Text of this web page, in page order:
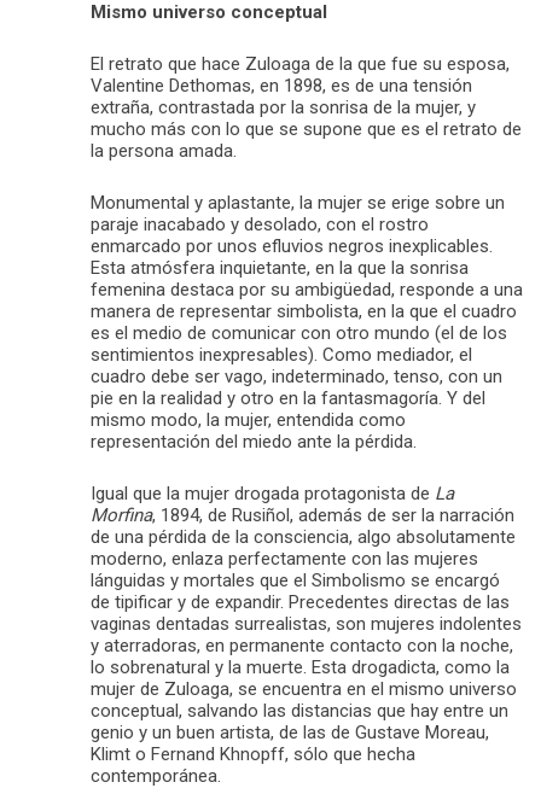
Mismo universo conceptual
El retrato que hace Zuloaga de la que fue su esposa,
Valentine Dethomas, en 1898, es de una tensión
extraña, contrastada por la sonrisa de la mujer, y
mucho más con lo que se supone que es el retrato de
la persona amada.
Monumental y aplastante, la mujer se erige sobre un
paraje inacabado y desolado, con el rostro
enmarcado por unos efluvios negros inexplicables.
Esta atmósfera inquietante, en la que la sonrisa
femenina destaca por su ambigüedad, responde a una
manera de representar simbolista, en la que el cuadro
es el medio de comunicar con otro mundo (el de los
sentimientos inexpresables). Como mediador, el
cuadro debe ser vago, indeterminado, tenso, con un
pie en la realidad y otro en la fantasmagoría. Y del
mismo modo, la mujer, entendida como
representación del miedo ante la pérdida.
Igual que la mujer drogada protagonista de La
Morfina, 1894, de Rusiñol, además de ser la narración
de una pérdida de la consciencia, algo absolutamente
moderno, enlaza perfectamente con las mujeres
lánguidas y mortales que el Simbolismo se encargó
de tipificar y de expandir. Precedentes directas de las
vaginas dentadas surrealistas, son mujeres indolentes
y aterradoras, en permanente contacto con la noche,
lo sobrenatural y la muerte. Esta drogadicta, como la
mujer de Zuloaga, se encuentra en el mismo universo
conceptual, salvando las distancias que hay entre un
genio y un buen artista, de las de Gustave Moreau,
Klimt o Fernand Khnopff, sólo que hecha
contemporánea.